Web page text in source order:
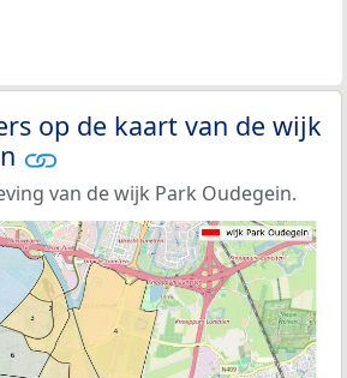
op de kaart van de wijk
van de wijk Park Oudegein.